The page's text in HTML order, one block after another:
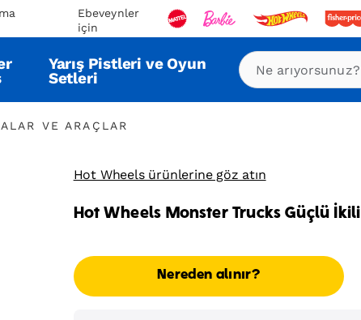
Ebeveynler
için
Yarış Pistleri ve Oyun
Setleri
VE ARAÇLAR
Hot Wheels ürünlerine göz atın
Hot Wheels Monster Trucks Güçlü İkili
Nereden alınır?